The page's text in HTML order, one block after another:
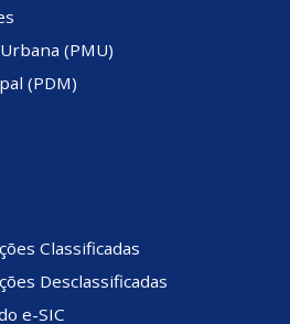
(PMU)
(PDM)
Classificadas
Desclassificadas
e-SIC